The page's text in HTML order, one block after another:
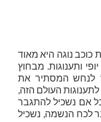
כוכב נוגה היא מאוד
יופי ותענוגות. מבחוץ
לנחש המסתיר את
לתענוגות העולם הזה,
אם נשכיל להתגבר
לכח הנשמה, נשכיל